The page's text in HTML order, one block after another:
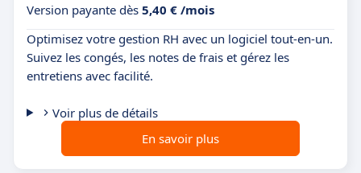
Version payante dès 5,40 € /mois
Optimisez votre gestion RH avec un logiciel tout-en-un.
Suivez les congés, les notes de frais et gérez les
entretiens avec facilité.
Voir plus de détails
En savoir plus